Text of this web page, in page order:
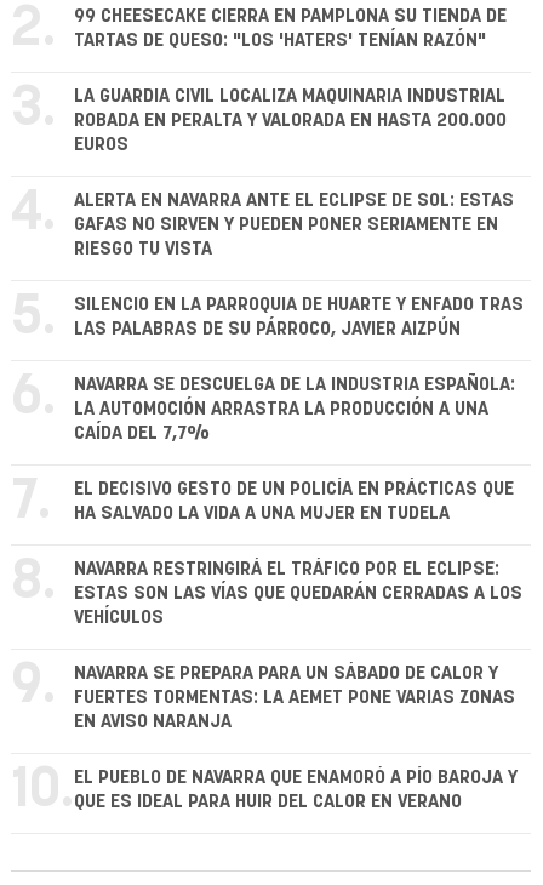
2.
99 CHEESECAKE CIERRA EN PAMPLONA SU TIENDA DE
TARTAS DE QUESO: "LOS 'HATERS' TENÍAN RAZÓN"
3.
LA GUARDIA CIVIL LOCALIZA MAQUINARIA INDUSTRIAL
ROBADA EN PERALTA Y VALORADA EN HASTA 200.000
EUROS
4.
ALERTA EN NAVARRA ANTE EL ECLIPSE DE SOL: ESTAS
GAFAS NO SIRVEN Y PUEDEN PONER SERIAMENTE EN
RIESGO TU VISTA
5.
SILENCIO EN LA PARROQUIA DE HUARTE Y ENFADO TRAS
LAS PALABRAS DE SU PÁRROCO, JAVIER AIZPÚN
6.
NAVARRA SE DESCUELGA DE LA INDUSTRIA ESPAÑOLA:
LA AUTOMOCIÓN ARRASTRA LA PRODUCCIÓN A UNA
CAÍDA DEL 7,7%
7.
EL DECISIVO GESTO DE UN POLICÍA EN PRÁCTICAS QUE
HA SALVADO LA VIDA A UNA MUJER EN TUDELA
8.
NAVARRA RESTRINGIRÁ EL TRÁFICO POR EL ECLIPSE:
ESTAS SON LAS VÍAS QUE QUEDARÁN CERRADAS A LOS
VEHÍCULOS
9.
NAVARRA SE PREPARA PARA UN SÁBADO DE CALOR Y
FUERTES TORMENTAS: LA AEMET PONE VARIAS ZONAS
EN AVISO NARANJA
10. EL PUEBLO DE NAVARRA QUE ENAMORÓ A PÍO BAROJA Y
QUE ES IDEAL PARA HUIR DEL CALOR EN VERANO